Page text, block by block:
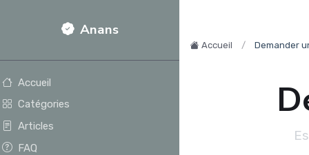
Anans
Accueil
Catégories
Articles
FAQ
Accueil Demander